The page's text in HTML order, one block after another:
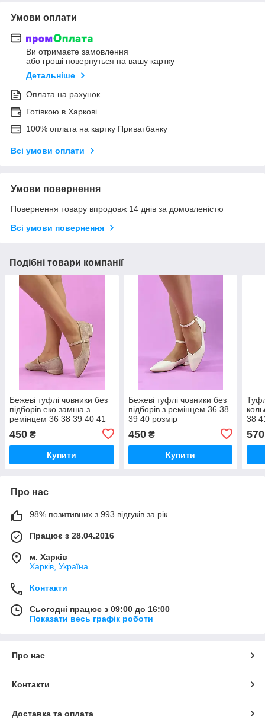
Умови оплати
Ви отримаєте замовлення
або гроші повернуться на вашу картку
Детальніше
Оплата на рахунок
Готівкою в Харкові
100% оплата на картку Приватбанку
Всі умови оплати
Умови повернення
Повернення товару впродовж 14 днів за домовленістю
Всі умови повернення
Подібні товари компанії
Бежеві туфлі човники без
підборів еко замша з
ремінцем 36 38 39 40 41
450 ₴
Купити
Бежеві туфлі човники без
підборів з ремінцем 36 38
39 40 розмір
450₴
Купити
38
570
Про нас
98% позитивних з 993 відгуків за рік
Працює з 28.04.2016
м. Харків
Харків, Україна
Контакти
Сьогодні працює з 09:00 до 16:00
Показати весь графік роботи
Про нас
Контакти
Доставка та оплата